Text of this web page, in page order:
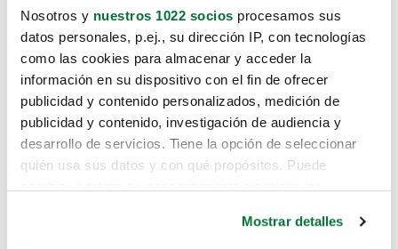
Nosotros y nuestros 1022 socios procesamos sus
datos personales, p.ej., su dirección IP, con tecnologías
como las cookies para almacenar y acceder la
información en su dispositivo con el fin de ofrecer
publicidad y contenido personalizados, medición de
publicidad y contenido, investigación de audiencia y
desarrollo de servicios. Tiene la opción de seleccionar
quién usa sus datos y con qué propósitos. Puede
Mostrar detalles
Lo sentimos, no sabemos como
te hemos traido hasta aquí.
Pero puedes encontrar el coche que estás
buscando en alguno de estos enlaces: